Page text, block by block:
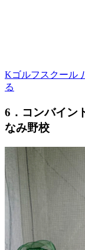
Kゴルフスクール
る
6．コンバイン
なみ野校